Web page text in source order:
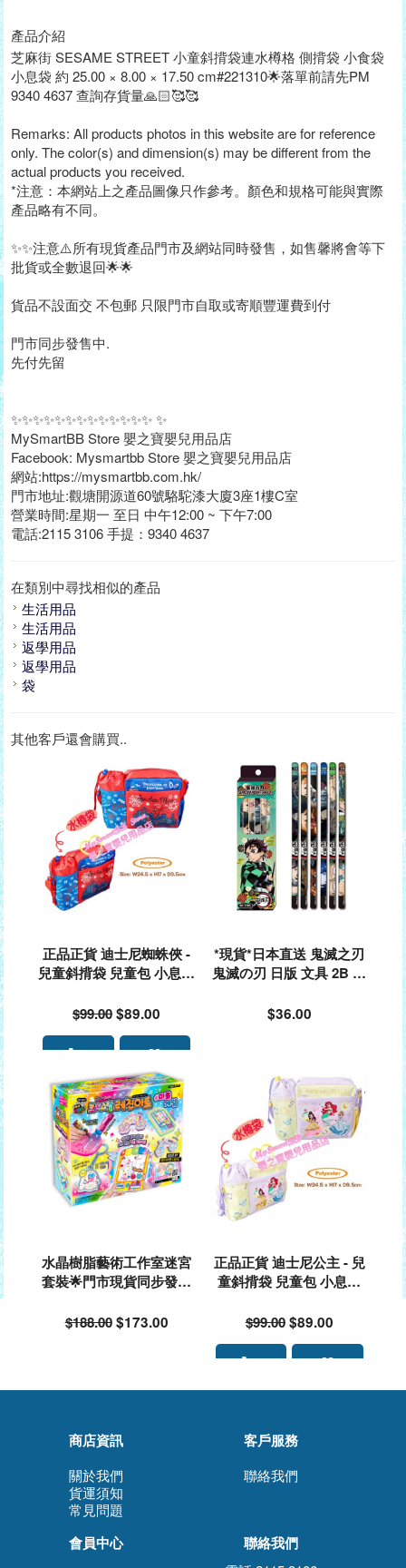
產品介紹
芝麻街 SESAME STREET 小童斜揹袋連水樽格 側揹袋 小食袋
小息袋 約 25.00 × 8.00 × 17.50 cm#221310🌟落單前請先PM
9340 4637 查詢存貨量🙏🏻🥰🥰
Remarks: All products photos in this website are for reference
only. The color(s) and dimension(s) may be different from the
actual products you received.
*注意：本網站上之產品圖像只作參考。顏色和規格可能與實際
產品略有不同。
✨✨注意⚠️所有現貨產品門市及網站同時發售，如售馨將會等下
批貨或全數退回🌟🌟
貨品不設面交 不包郵 只限門市自取或寄順豐運費到付
門市同步發售中.
先付先留
✨✨✨✨✨✨✨✨✨✨✨✨✨ ✨
MySmartBB Store 嬰之寶嬰兒用品店
Facebook: Mysmartbb Store 嬰之寶嬰兒用品店
網站:https://mysmartbb.com.hk/
門市地址:觀塘開源道60號駱駝漆大廈3座1樓C室
營業時間:星期一 至日 中午12:00 ~ 下午7:00
電話:2115 3106 手提：9340 4637
在類別中尋找相似的產品
生活用品
生活用品
返學用品
返學用品
袋
其他客戶還會購買..
正品正貨 迪士尼蜘蛛俠 -
兒童斜揹袋 兒童包 小息袋
單前請先PM 9340 4637 查
詢存貨量🙏🏻🥰🥰
$99.00$89.00
*現貨*日本直送 鬼滅之刃
鬼滅の刃 日版 文具 2B 鉛
子 蝴蝶忍 炎柱#916390
$36.00
水晶樹脂藝術工作室迷宮
套裝🌟門市現貨同步發售
量🙏🏻🥰🥰
$188.00$173.00
正品正貨 迪士尼公主 - 兒
童斜揹袋 兒童包 小息袋
單前請先PM 9340 4637 查
詢存貨量🙏🏻🥰🥰
$99.00$89.00
商店資訊
關於我們
貨運須知
常見問題
客戶服務
聯絡我們
會員中心 聯絡我們